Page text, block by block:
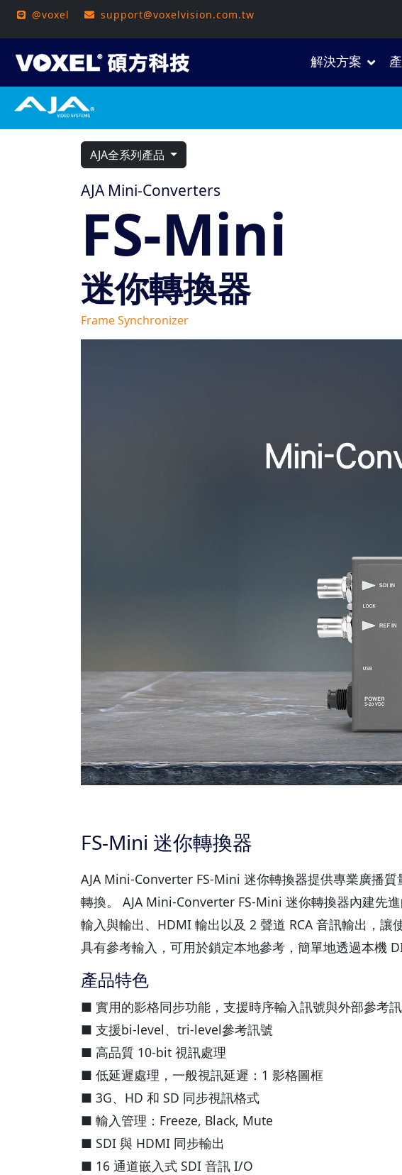
@voxel support@voxelvision.com.tw
解決方案
AJA全系列產品
AJA Mini-Converters
FS-Mini
迷你轉換器
Frame Synchronizer
FS-Mini 迷你轉換器
AJA Mini-Converter FS-Mini 迷你轉換器提供專業廣播
轉換。 AJA Mini-Converter FS-Mini 迷你轉換器內建先
輸入與輸出、HDMI 輸出以及 2 聲道 RCA 音訊輸出，
具有參考輸入，可用於鎖定本地參考，簡單地透過本機
產品特色
■ 實用的影格同步功能，支援時序輸入訊號與外部參考
■ 支援bi-level、tri-level參考訊號
■ 高品質 10-bit 視訊處理
■ 低延遲處理，一般視訊延遲：1 影格圖框
■ 3G、HD 和 SD 同步視訊格式
■ 輸入管理：Freeze, Black, Mute
■ SDI 與 HDMI 同步輸出
■ 16 通道嵌入式 SDI 音訊 I/O